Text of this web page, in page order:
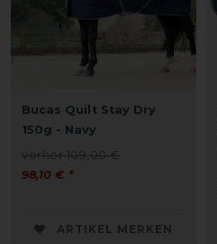
Bucas Quilt Stay Dry
150g - Navy
vorher 109,00 €
98,10 € *
ARTIKEL MERKEN